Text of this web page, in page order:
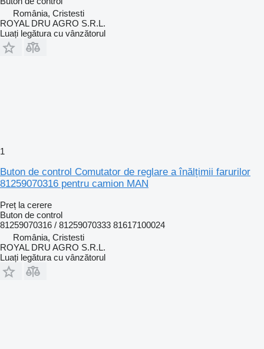
România, Cristesti
ROYAL DRU AGRO S.R.L.
Luați legătura cu vânzătorul
1
Buton de control Comutator de reglare a înălțimii farurilor
81259070316 pentru camion MAN
Preț la cerere
Buton de control
81259070316 / 81259070333 81617100024
România, Cristesti
ROYAL DRU AGRO S.R.L.
Luați legătura cu vânzătorul